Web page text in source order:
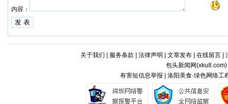
内容：
关于我们 服务条款 法律声明 文章发布| 在线留言|
包头新闻网(xku8.com)
有害短信息举报 | 洛阳美食·绿色网络